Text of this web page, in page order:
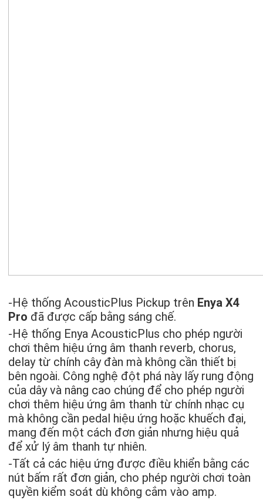
-Hệ thống AcousticPlus Pickup trên Enya X4
Pro đã được cấp bằng sáng chế.
-Hệ thống Enya AcousticPlus cho phép người
chơi thêm hiệu ứng âm thanh reverb, chorus,
delay từ chính cây đàn mà không cần thiết bị
bên ngoài. Công nghệ đột phá này lấy rung động
của dây và nâng cao chúng để cho phép người
chơi thêm hiệu ứng âm thanh từ chính nhạc cụ
mà không cần pedal hiệu ứng hoặc khuếch đại,
mang đến một cách đơn giản nhưng hiệu quả
để xử lý âm thanh tự nhiên.
-Tất cả các hiệu ứng được điều khiển bằng các
nút bấm rất đơn giản, cho phép người chơi toàn
quyền kiểm soát dù không cắm vào amp.